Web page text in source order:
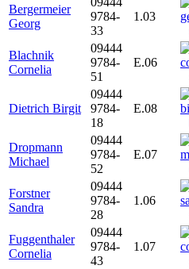
Bergermeier
Georg
9784-
33
1.03
Blachnik
Cornelia
09444
9784-
51
E.06
Dietrich Birgit
09444
9784-
18
E.08
Dropmann
Michael
09444
9784-
52
E.07
Forstner
Sandra
09444
9784-
28
1.06
Fuggenthaler
Cornelia
09444
9784-
43
1.07